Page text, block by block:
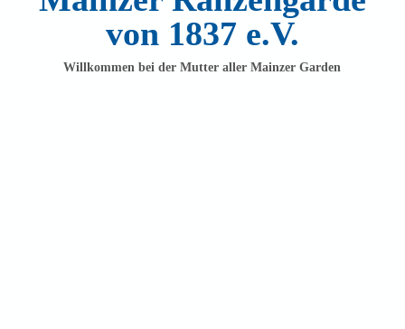
von 1837 e.V.
Willkommen bei der Mutter aller Mainzer Garden